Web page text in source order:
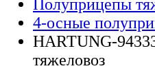
Полуприцепы
4-осные
HARTUNG-
тяжеловоз